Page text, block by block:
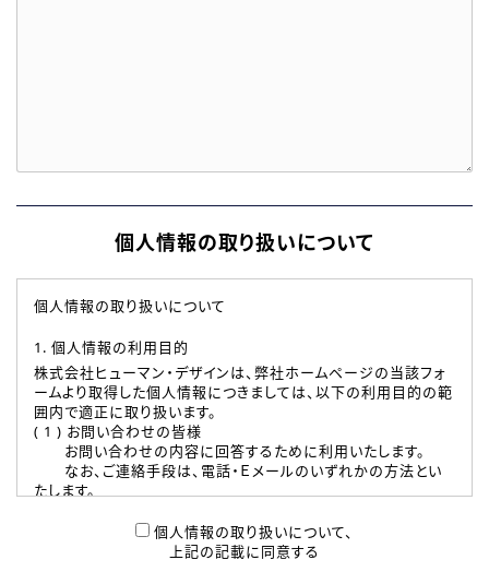
個人情報の取り扱いについて
個人情報の取り扱いについて
1. 個人情報の利用目的
株式会社ヒューマン・デザインは、弊社ホームページの当該フォ
ームより取得した個人情報につきましては、以下の利用目的の範
囲内で適正に取り扱います。
( 1 ) お問い合わせの皆様
お問い合わせの内容に回答するために利用いたします。
なお、ご連絡手段は、電話・Ｅメールのいずれかの方法とい
たします。
本登録に関するご連絡および本登録時の参考情報として利
個人情報の取り扱いについて、
上記の記載に同意する